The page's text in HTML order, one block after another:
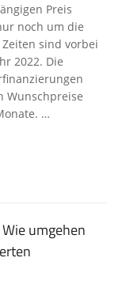
Preis
noch um die
sind vorbei
2022. Die
Wunschpreise
…
umgehen